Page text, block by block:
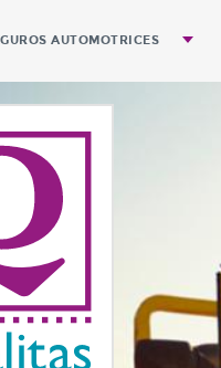
AUTOMOTRICES
Pickups de Carga
Equipo Pesado
Servicio Público de Pasajeros
Motocicletas
Renta Diaria